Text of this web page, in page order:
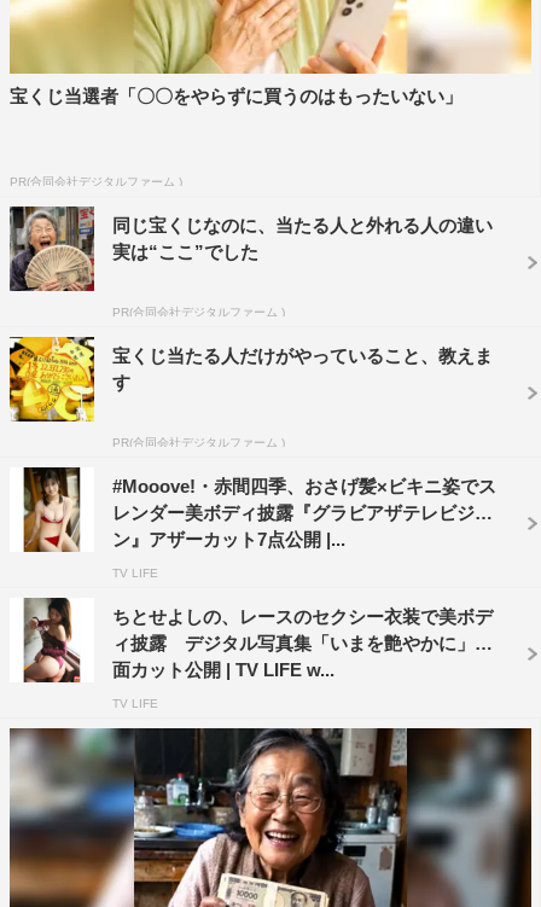
宝くじ当選者「〇〇をやらずに買うのはもったいない」
PR(合同会社デジタルファーム )
同じ宝くじなのに、当たる人と外れる人の違い
実は“ここ”でした
PR(合同会社デジタルファーム )
宝くじ当たる人だけがやっていること、教えま
す
PR(合同会社デジタルファーム )
#Mooove!・赤間四季、おさげ髪×ビキニ姿でス
レンダー美ボディ披露『グラビアザテレビジョ
ン』アザーカット7点公開 |...
TV LIFE
ちとせよしの、レースのセクシー衣装で美ボデ
ィ披露 デジタル写真集「いまを艶やかに」誌
面カット公開 | TV LIFE w...
TV LIFE